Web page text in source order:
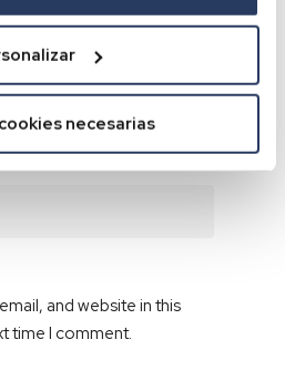
necesarias
and website in this
time I comment.